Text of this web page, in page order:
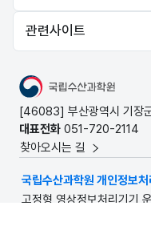
관련사이트
국립수산과학원
[46083] 부산광역시 기장
대표전화 051-720-2114
찾아오시는 길
국립수산과학원 개인정보처
고정형 영상정보처리기기